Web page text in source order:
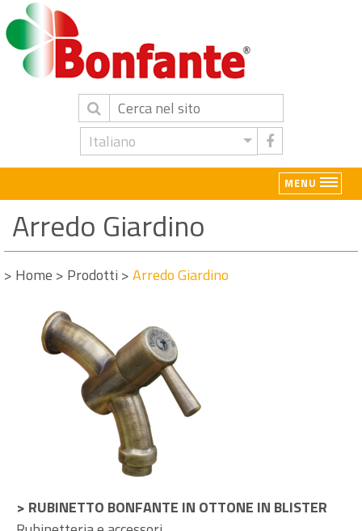
Italiano
MENU
Arredo Giardino
> Home > Prodotti >Arredo Giardino
> RUBINETTO BONFANTE IN OTTONE IN BLISTER